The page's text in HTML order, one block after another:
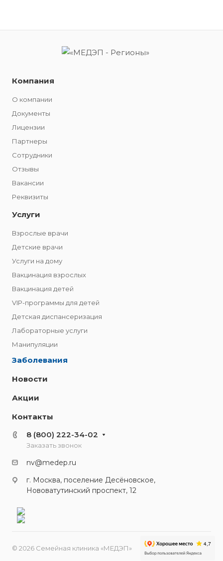
Компания
О компании
Документы
Лицензии
Партнеры
Сотрудники
Отзывы
Вакансии
Реквизиты
Услуги
Взрослые врачи
Детские врачи
Услуги на дому
Вакцинация взрослых
Вакцинация детей
VIP-программы для детей
Детская диспансеризация
Лабораторные услуги
Манипуляции
Заболевания
Новости
Акции
Контакты
8 (800) 222-34-02
Заказать звонок
nv@medep.ru
г. Москва, поселение Десёновское,
Нововатутинский проспект, 12
© 2026 Семейная клиника «МЕДЭП»